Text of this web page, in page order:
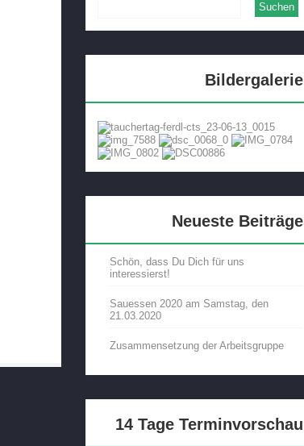
Bildergalerie
Neueste Beiträge
Schön, dass Du Dich für uns
interessierst!
Sauessen 2020 am Samstag, den
21.03.2020
Zusammensetzung der Arbeitsgruppe
14 Tage Terminvorschau